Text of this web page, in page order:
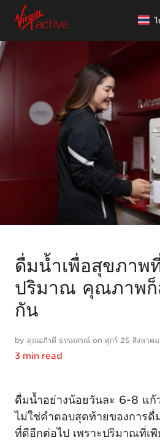
ไ
ดื่มน้ำเพื่อสุขภาพ
ปริมาณ คุณภาพ
กัน
by คุณอภิรดี ธรรมสรณ์ on ศุกร์ 25 สิงหาค
3 min read
ดื่มน้ำอย่างน้อยวันละ 6-8 แก้
ไม่ใช่คำตอบสุดท้ายของการดื่
ที่ดีอีกต่อไป เพราะปริมาณที่เ